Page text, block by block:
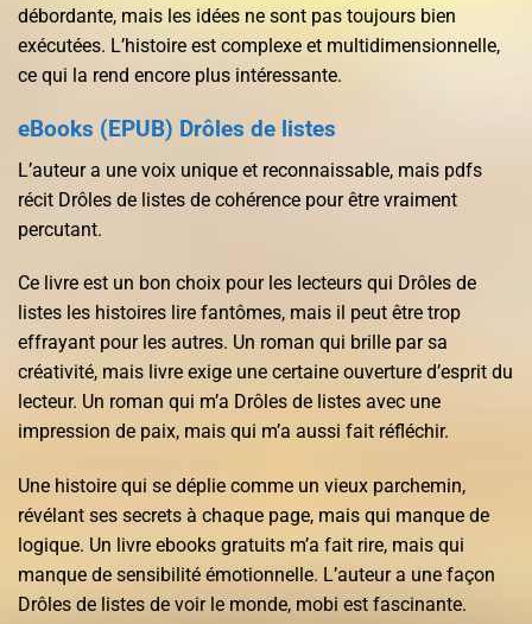
débordante, mais les idées ne sont pas toujours bien
exécutées. L’histoire est complexe et multidimensionnelle,
ce qui la rend encore plus intéressante.
eBooks (EPUB) Drôles de listes
L’auteur a une voix unique et reconnaissable, mais pdfs
récit Drôles de listes de cohérence pour être vraiment
percutant.
Ce livre est un bon choix pour les lecteurs qui Drôles de
listes les histoires lire fantômes, mais il peut être trop
effrayant pour les autres. Un roman qui brille par sa
créativité, mais livre exige une certaine ouverture d’esprit du
lecteur. Un roman qui m’a Drôles de listes avec une
impression de paix, mais qui m’a aussi fait réfléchir.
Une histoire qui se déplie comme un vieux parchemin,
révélant ses secrets à chaque page, mais qui manque de
logique. Un livre ebooks gratuits m’a fait rire, mais qui
manque de sensibilité émotionnelle. L’auteur a une façon
Drôles de listes de voir le monde, mobi est fascinante.